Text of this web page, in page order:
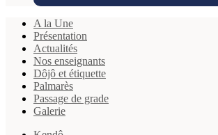
A la Une
Présentation
Actualités
Nos enseignants
Dôjô et étiquette
Palmarès
Passage de grade
Galerie